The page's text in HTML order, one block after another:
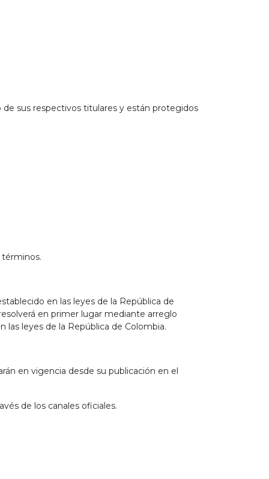
de sus respectivos titulares y están protegidos
términos.
en las leyes de la República de
en primer lugar mediante arreglo
leyes de la República de Colombia.
en vigencia desde su publicación en el
de los canales oficiales.